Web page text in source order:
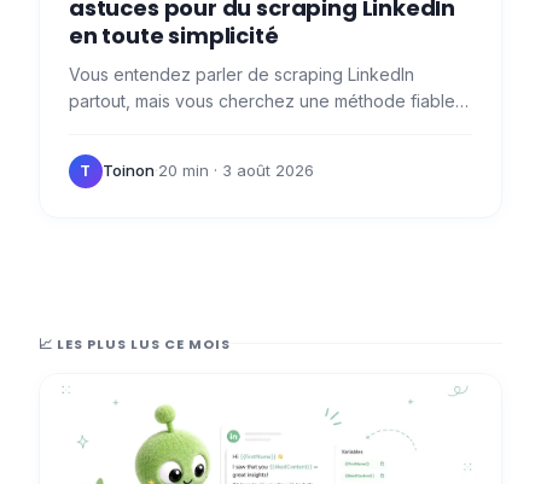
astuces pour du scraping LinkedIn
en toute simplicité
Vous entendez parler de scraping LinkedIn
partout, mais vous cherchez une méthode fiable
sur ce réseau sans…
T Toinon·20 min · 3 août 2026
📈 LES PLUS LUS CE MOIS